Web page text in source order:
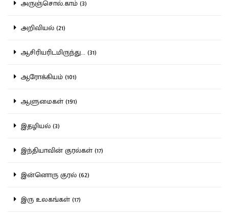
அருஞ்சொல்.காம் (3)
அறிவியல் (21)
ஆசிரியரிடமிருந்து... (31)
ஆரோக்கியம் (101)
ஆளுமைகள் (191)
இதழியல் (3)
இந்தியாவின் குரல்கள் (17)
இன்னொரு குரல் (62)
இரு உலகங்கள் (17)